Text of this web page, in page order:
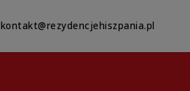
kontakt@rezydencjehiszpania.pl